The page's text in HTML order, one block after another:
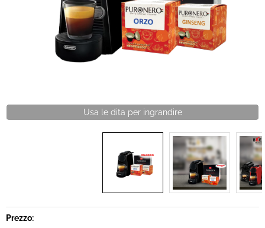
VINI
INTEGRATORI
PRODOTTI IN OFFERTA
AREA INGROSSO
MODULO RECESSO
Usa le dita per ingrandire
Prezzo: